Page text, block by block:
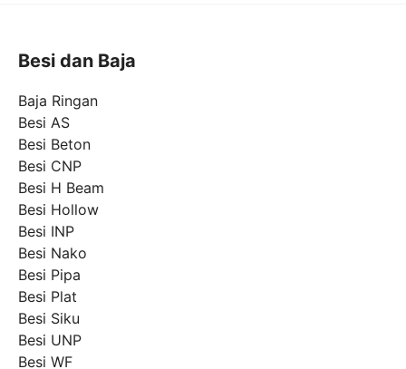
Besi dan Baja
Baja Ringan
Besi AS
Besi Beton
Besi CNP
Besi H Beam
Besi Hollow
Besi INP
Besi Nako
Besi Pipa
Besi Plat
Besi Siku
Besi UNP
Besi WF